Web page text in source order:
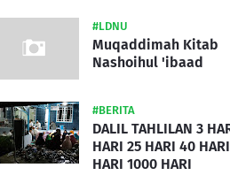
#LDNU
Muqaddimah Kitab
Nashoihul 'ibaad
#BERITA
DALIL TAHLILAN 3
HARI 25 HARI 40
HARI 1000 HARI